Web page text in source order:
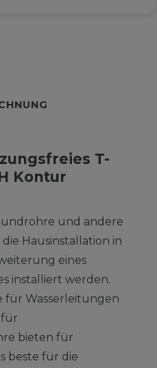
T-
Kontur
und andere
Hausinstallation in
eines
installiert werden.
für Wasserleitungen
bieten für
beste für die